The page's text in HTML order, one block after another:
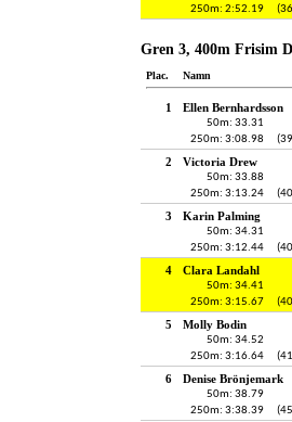
250m: 2:52.19
Gren 3, 400m Frisim
Plac. Namn
1 Ellen Bernhardsson
50m: 33.31
250m: 3:08.98
2 Victoria Drew
50m: 33.88
250m: 3:13.24
3 Karin Palming
50m: 34.31
250m: 3:12.44
4 Clara Landahl
50m: 34.41
250m: 3:15.67
5 Molly Bodin
50m: 34.52
250m: 3:16.64
6 Denise Brönjemark
50m: 38.79
250m: 3:38.39